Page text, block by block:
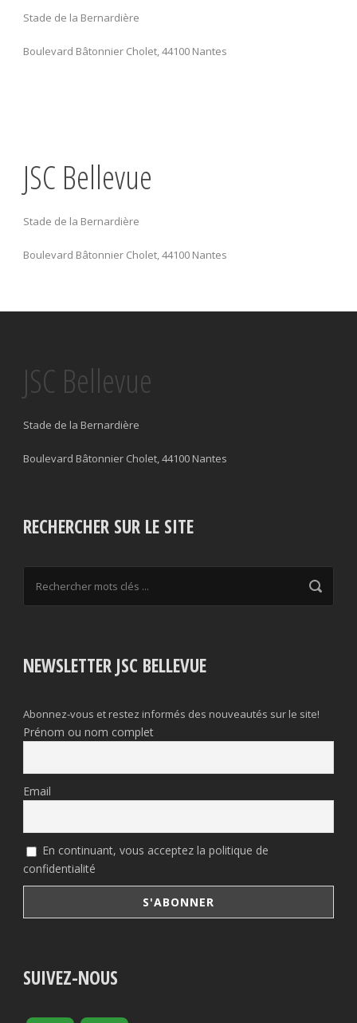
Stade de la Bernardière
Boulevard Bâtonnier Cholet, 44100 Nantes
JSC Bellevue
Stade de la Bernardière
Boulevard Bâtonnier Cholet, 44100 Nantes
JSC Bellevue
Stade de la Bernardière
Boulevard Bâtonnier Cholet, 44100 Nantes
RECHERCHER SUR LE SITE
NEWSLETTER JSC BELLEVUE
Abonnez-vous et restez informés des nouveautés sur le site!
Prénom ou nom complet
Email
En continuant, vous acceptez la politique de
confidentialité
SUIVEZ-NOUS